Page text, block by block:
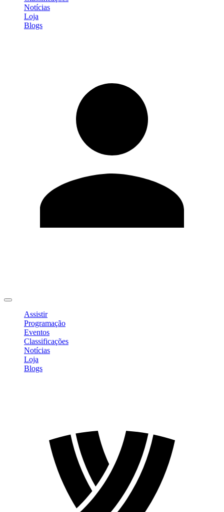
Notícias
Loja
Blogs
Assistir
Programação
Eventos
Classificações
Notícias
Loja
Blogs